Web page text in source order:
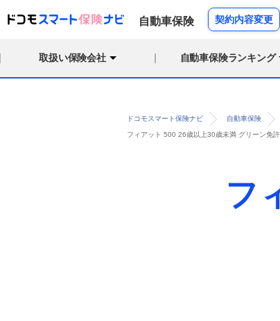
自動車保険 契約内容変更
取扱い保険会社 自動車保険ランキング
ドコモスマート保険ナビ 自動車保険
フィアット 500 26歳以上30歳未満 グリーン免
フ